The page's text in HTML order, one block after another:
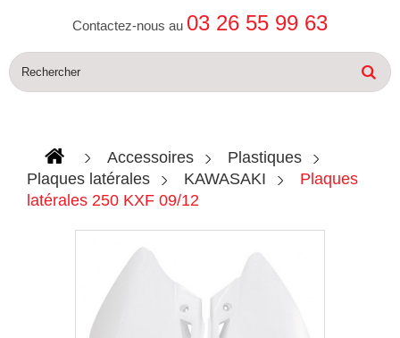
Contactez-nous au 03 26 55 99 63
Accessoires
Plastiques
Plaques latérales
KAWASAKI
Plaques
latérales 250 KXF 09/12